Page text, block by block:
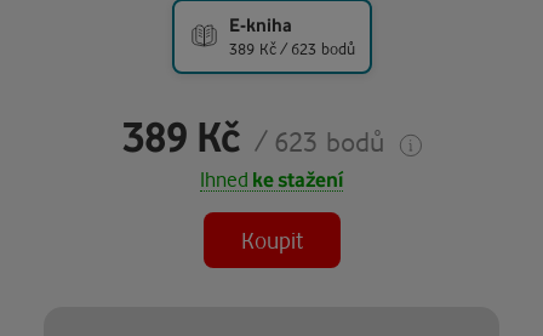
E-kniha
389 Kč / 623 bodů
389 Kč / 623 bodů
Ihned ke stažení
Koupit